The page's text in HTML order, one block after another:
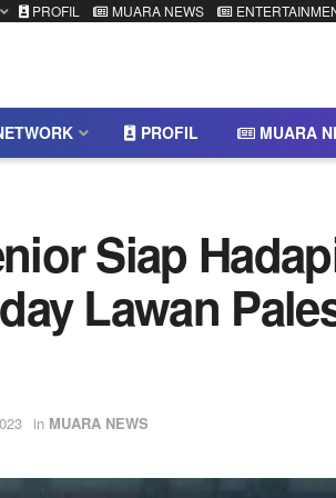
PROFIL MUARA NEWS
PROFIL MUARA
Siap
Lawan
in MUARA NEWS